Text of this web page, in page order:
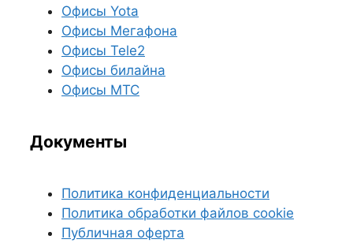
Офисы Yota
Офисы Мегафона
Офисы Tele2
Офисы билайна
Офисы МТС
Документы
Политика конфиденциальности
Политика обработки файлов cookie
Публичная оферта